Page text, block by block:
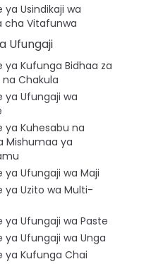
ya Usindikaji wa
cha Vitafunwa
Ufungaji
ya Kufunga Bidhaa za
na Chakula
ya Ufungaji wa
ya Kuhesabu na
Mishumaa ya
ya Ufungaji wa Maji
ya Uzito wa Multi-
ya Ufungaji wa Paste
ya Ufungaji wa Unga
ya Kufunga Chai